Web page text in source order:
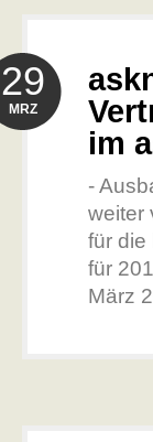
im
29
MRZ
-
weiter
für die
für
März